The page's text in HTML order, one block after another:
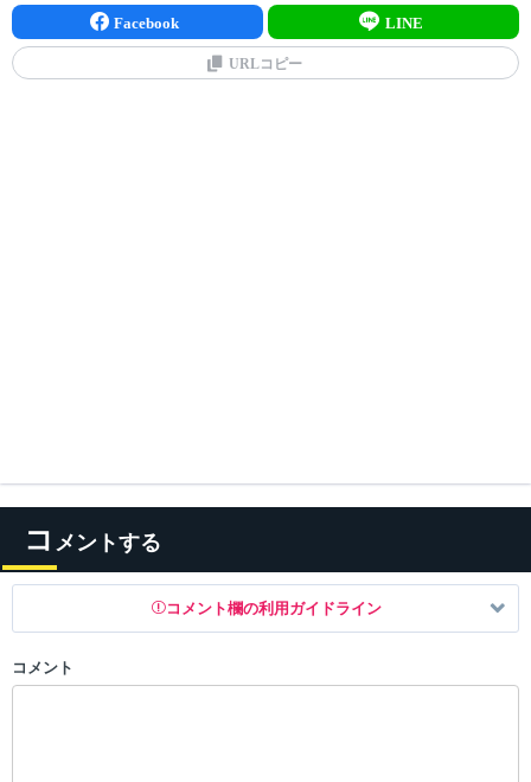
Facebook LINE
URLコピー
コ メントする
コメント欄の利用ガイドライン
以下の書き込みを禁止とし、場合によってはコメント削除や書き込み制
コメント